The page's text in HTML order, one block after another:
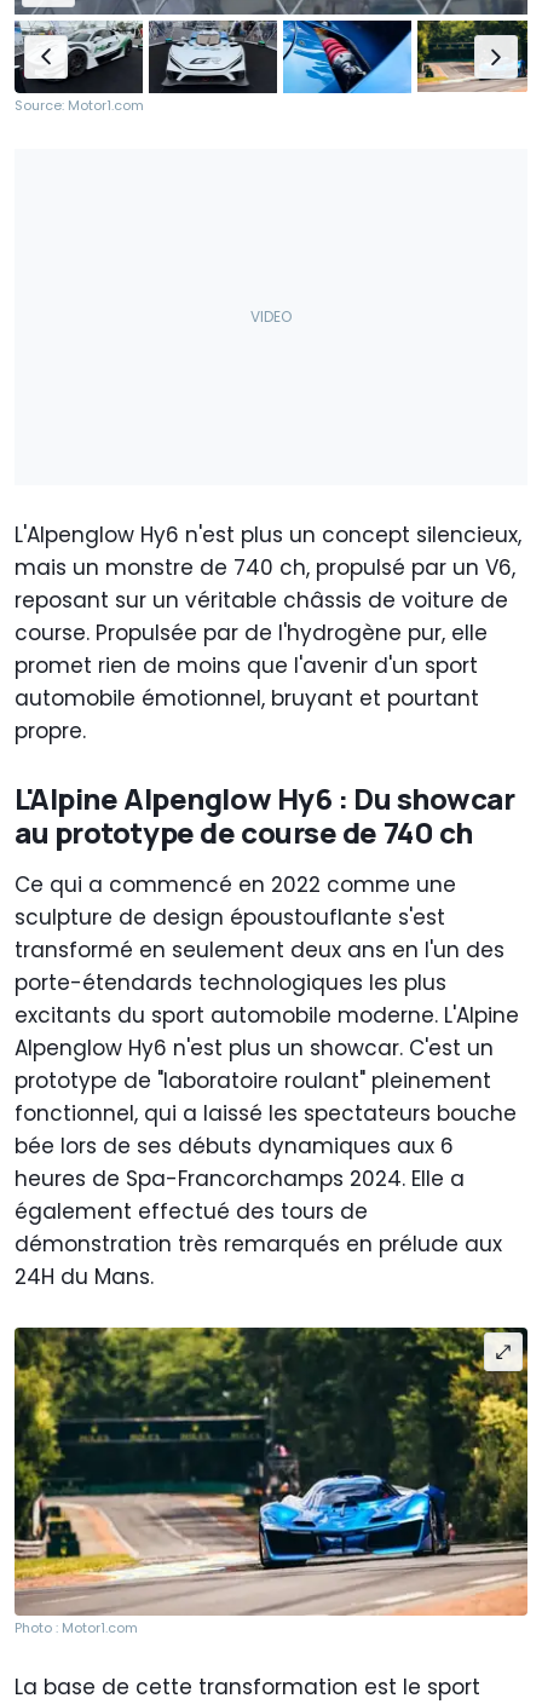
Source: Motor1.com
L'Alpenglow Hy6 n'est plus un concept silencieux,
mais un monstre de 740 ch, propulsé par un V6,
reposant sur un véritable châssis de voiture de
course. Propulsée par de l'hydrogène pur, elle
promet rien de moins que l'avenir d'un sport
automobile émotionnel, bruyant et pourtant
propre.
L'Alpine Alpenglow Hy6 : Du showcar
au prototype de course de 740 ch
Ce qui a commencé en 2022 comme une
sculpture de design époustouflante s'est
transformé en seulement deux ans en l'un des
porte-étendards technologiques les plus
excitants du sport automobile moderne. L'Alpine
Alpenglow Hy6 n'est plus un showcar. C'est un
prototype de "laboratoire roulant" pleinement
fonctionnel, qui a laissé les spectateurs bouche
bée lors de ses débuts dynamiques aux 6
heures de Spa-Francorchamps 2024. Elle a
également effectué des tours de
démonstration très remarqués en prélude aux
24H du Mans.
Photo : Motor1.com
La base de cette transformation est le sport